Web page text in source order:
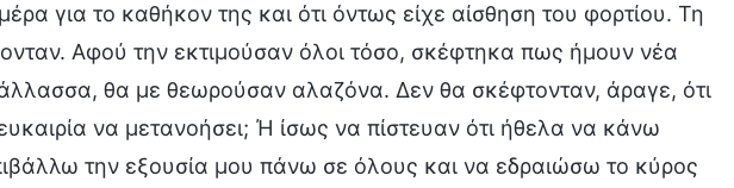
για το καθήκον της και ότι όντως είχε αίσθηση του φορτίου. Τη
Αφού την εκτιμούσαν όλοι τόσο, σκέφτηκα πως ήμουν νέα
θα με θεωρούσαν αλαζόνα. Δεν θα σκέφτονταν, άραγε, ότι
να μετανοήσει; Ή ίσως να πίστευαν ότι ήθελα να κάνω
την εξουσία μου πάνω σε όλους και να εδραιώσω το κύρος